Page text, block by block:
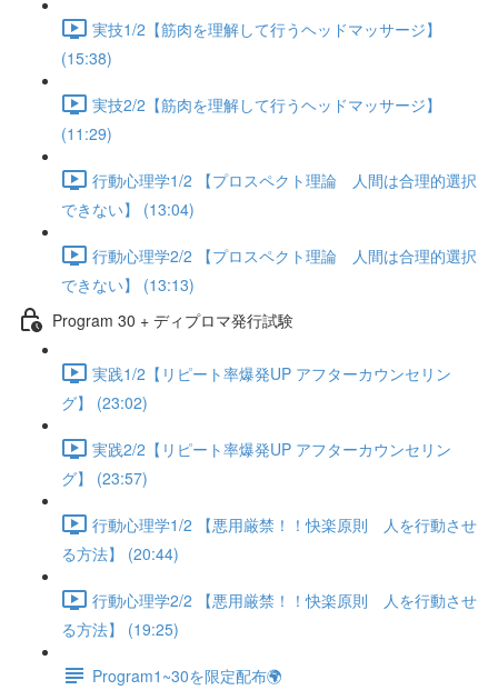
実技1/2【筋肉を理解して行うヘッドマッサージ】
(15:38)
実技2/2【筋肉を理解して行うヘッドマッサージ】
(11:29)
行動心理学1/2 【プロスペクト理論 人間は合理的選択
できない】 (13:04)
行動心理学2/2 【プロスペクト理論 人間は合理的選択
できない】 (13:13)
Program 30 + ディプロマ発行試験
実践1/2【リピート率爆発UP アフターカウンセリン
グ】 (23:02)
実践2/2【リピート率爆発UP アフターカウンセリン
グ】 (23:57)
行動心理学1/2 【悪用厳禁！！快楽原則 人を行動させ
る方法】 (20:44)
行動心理学2/2 【悪用厳禁！！快楽原則 人を行動させ
る方法】 (19:25)
Program1~30を限定配布🌍